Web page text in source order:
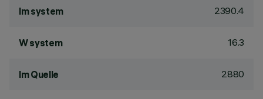
lm system 2390.4
W system 16.3
lm Quelle 2880